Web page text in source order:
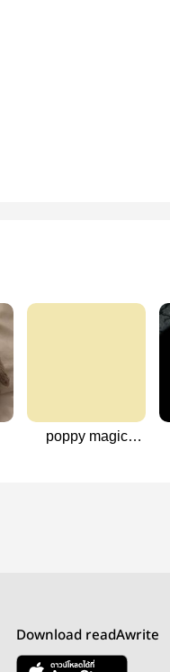
poppy magic
Download readAwrite